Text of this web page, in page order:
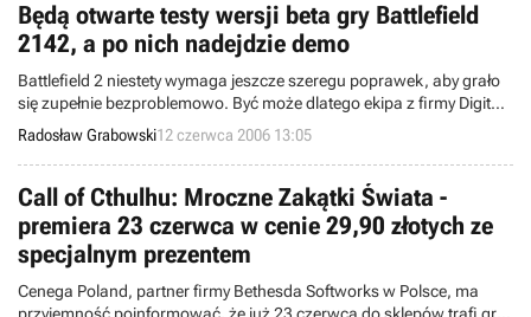
Będą otwarte testy wersji beta gry Battlefield
2142, a po nich nadejdzie demo
Battlefield 2 niestety wymaga jeszcze szeregu poprawek, aby grało
się zupełnie bezproblemowo. Być może dlatego ekipa z firmy Digital
Illusions zamierza poddać swój następny produkt, czyli Battlefield
2142, drobiazgowym testom przedpremierowym. Właśnie
dowiedzieliśmy się nieco więcej na ten temat – wszystko dzięki
witrynie www.bf2142.com.
Radosław Grabowski12 czerwca 2006 13:05
Call of Cthulhu: Mroczne Zakątki Świata -
premiera 23 czerwca w cenie 29,90 złotych ze
specjalnym prezentem
Cenega Poland, partner firmy Bethesda Softworks w Polsce, ma